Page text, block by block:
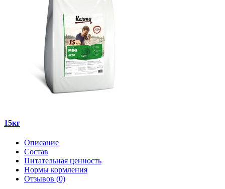
15кг
Описание
Состав
Питательная ценность
Нормы кормления
Отзывов (0)